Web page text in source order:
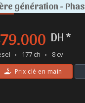
génération -
DH *
177 ch 8 cv
Prix clé en main